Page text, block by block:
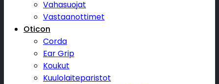
Vahasuojat
Vastaanottimet
Oticon
Corda
Ear Grip
Koukut
Kuulolaiteparistot